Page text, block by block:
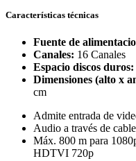
Características técnicas
Fuente de
Canales: 16 Canales
Espacio discos duros:
Dimensiones (alto x
cm
Admite entrada de
Audio a través de
Máx. 800 m para
HDTVI 720p